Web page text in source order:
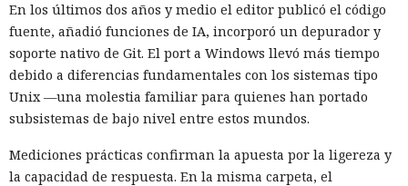
En los últimos dos años y medio el editor publicó el código
fuente, añadió funciones de IA, incorporó un depurador y
soporte nativo de Git. El port a Windows llevó más tiempo
debido a diferencias fundamentales con los sistemas tipo
Unix —una molestia familiar para quienes han portado
subsistemas de bajo nivel entre estos mundos.
Mediciones prácticas confirman la apuesta por la ligereza y
la capacidad de respuesta. En la misma carpeta, el